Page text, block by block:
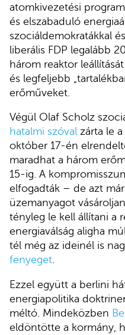
atomkivezetési
és elszabaduló
szociáldemokratákkal
liberális FDP legalább
három reaktor
és legfeljebb
erőműveket.
Végül Olaf Scholz
hatalmi szóval zárta le
október 17-én
maradhat a három
15-ig. A
elfogadták – de azt
üzemanyagot
tényleg le kell állítani a
energiaválság aligha
tél még az ideinél is
fenyeget.
Ezzel együtt a berlini
energiapolitika
méltó. Mindeközben
eldöntötte a kormány,